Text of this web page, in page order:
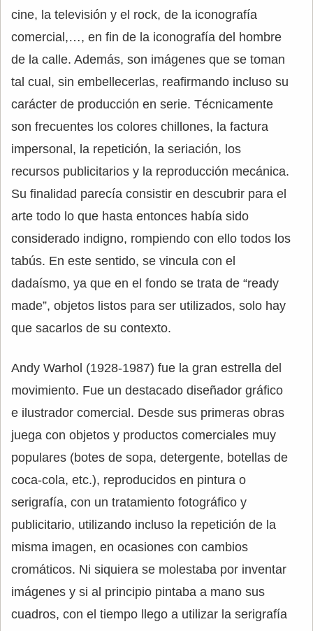
cine, la televisión y el rock, de la iconografía
comercial,…, en fin de la iconografía del hombre
de la calle. Además, son imágenes que se toman
tal cual, sin embellecerlas, reafirmando incluso su
carácter de producción en serie. Técnicamente
son frecuentes los colores chillones, la factura
impersonal, la repetición, la seriación, los
recursos publicitarios y la reproducción mecánica.
Su finalidad parecía consistir en descubrir para el
arte todo lo que hasta entonces había sido
considerado indigno, rompiendo con ello todos los
tabús. En este sentido, se vincula con el
dadaísmo, ya que en el fondo se trata de “ready
made”, objetos listos para ser utilizados, solo hay
que sacarlos de su contexto.
Andy Warhol (1928-1987) fue la gran estrella del
movimiento. Fue un destacado diseñador gráfico
e ilustrador comercial. Desde sus primeras obras
juega con objetos y productos comerciales muy
populares (botes de sopa, detergente, botellas de
coca-cola, etc.), reproducidos en pintura o
serigrafía, con un tratamiento fotográfico y
publicitario, utilizando incluso la repetición de la
misma imagen, en ocasiones con cambios
cromáticos. Ni siquiera se molestaba por inventar
imágenes y si al principio pintaba a mano sus
cuadros, con el tiempo llego a utilizar la serigrafía